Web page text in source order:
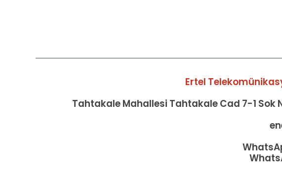
Ertel
Tahtakale Mahallesi Tahtakale Cad 7-1 Sok